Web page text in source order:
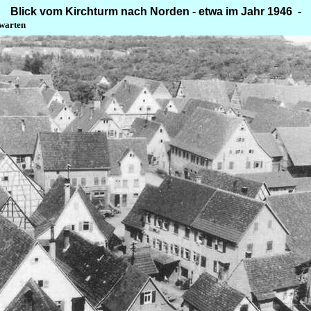
Blick vom Kirchturm nach Norden - etwa im Jahr 1946 -